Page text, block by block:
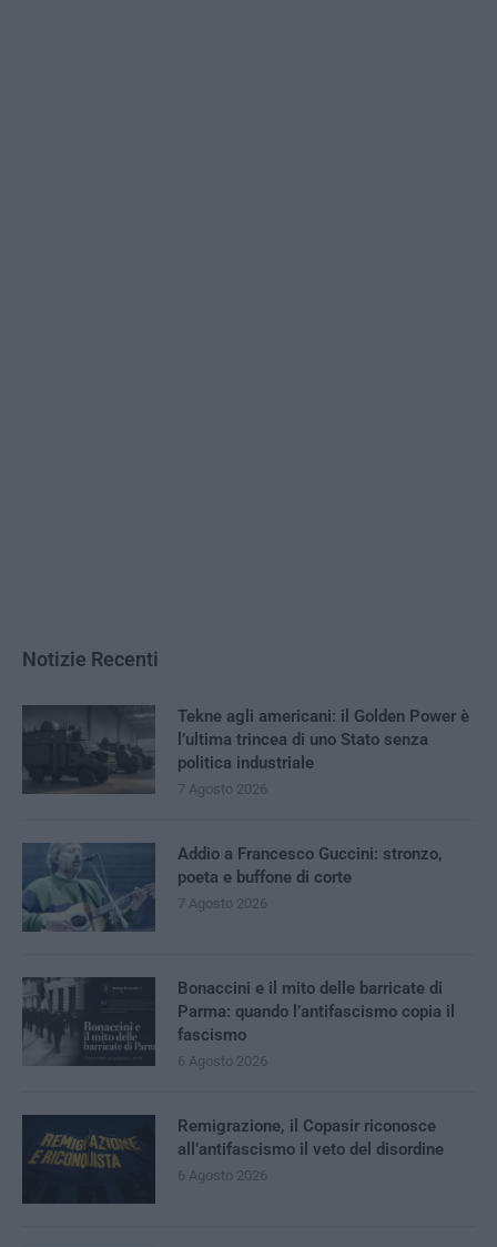
Notizie Recenti
Tekne agli americani: il Golden Power è
l’ultima trincea di uno Stato senza
politica industriale
7 Agosto 2026
Addio a Francesco Guccini: stronzo,
poeta e buffone di corte
7 Agosto 2026
Bonaccini e il mito delle barricate di
Parma: quando l’antifascismo copia il
fascismo
6 Agosto 2026
Remigrazione, il Copasir riconosce
all’antifascismo il veto del disordine
6 Agosto 2026